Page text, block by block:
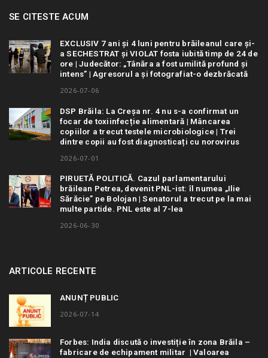
SE CITESTE ACUM
EXCLUSIV 7 ani și 4 luni pentru brăileanul care și-
a SECHESTRAT și VIOLAT fosta iubită timp de 24 de
ore | Judecător: „Tânăra a fost umilită profund și
intens” | Agresorul a și fotografiat-o dezbrăcată
2026-07-06
DSP Brăila: La Creșa nr. 4 nu s-a confirmat un
focar de toxiinfecție alimentară | Mâncarea
copiilor a trecut testele microbiologice | Trei
dintre copii au fost diagnosticați cu norovirus
2026-07-01
PIRUETĂ POLITICĂ. Cazul parlamentarului
brăilean Petrea, devenit PNL-ist: îl numea „Ilie
Sărăcie” pe Bolojan | Senatorul a trecut pe la mai
multe partide. PNL este al 7-lea
2026-06-30
ARTICOLE RECENTE
ANUNȚ PUBLIC
2026-07-14
Forbes: India discută o investiție în zona Brăila –
fabricare de echipament militar | Valoarea